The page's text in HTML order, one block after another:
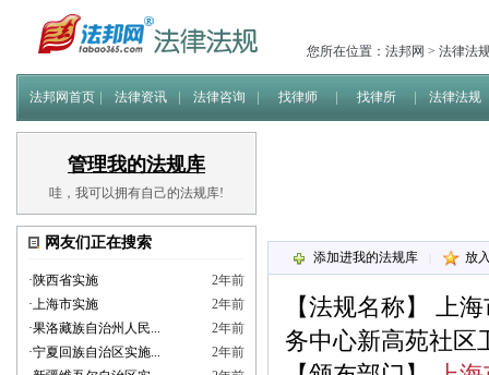
您所在位置： 法邦网 > 法律法
法邦网首页 法律资讯 法律咨询 找律师 找律所 法律法规
管理我的法规库
哇，我可以拥有自己的法规库!
网友们正在搜索
·陕西省实施
2年前
·上海市实施
2年前
·果洛藏族自治州人民...
2年前
·宁夏回族自治区实施...
2年前
添加进我的法规库 放
【法规名称】 上海
务中心新高苑社区